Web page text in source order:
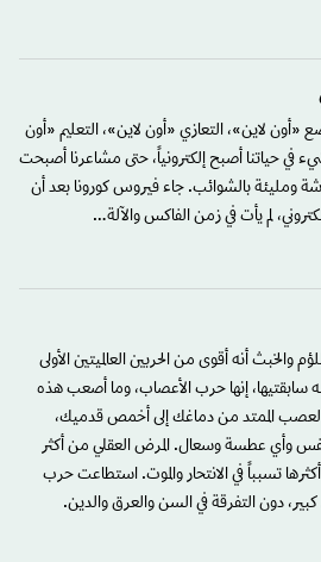
«أون لاين»، التعازي «أون لاين»، التعليم «أون
في حياتنا أصبح إلكترونياً، حتى مشاعرنا أصبحت
ومليئة بالشوائب. جاء فيروس كورونا بعد أن
لم يأت في زمن الفاكس والآلة…
والخبث أنه أقوى من الحربين العالميتين الأولى
تشبه سابقتيها، إنها حرب الأعصاب، وما أصعب هذه
والعصب الممتد من دماغك إلى أخمص قدميك،
وأي عطسة وسعال. المرض العقلي من أكثر
تسبباً في الانتحار والموت. استطاعت حرب
دون التفرقة في السن والعرق والدين.